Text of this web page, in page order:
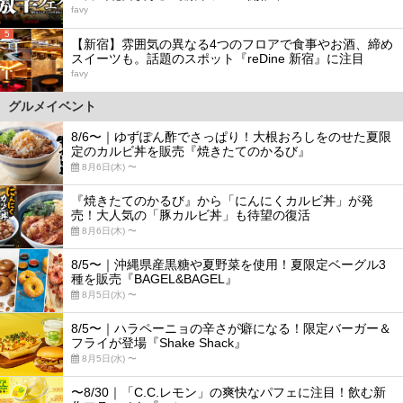
favy
5
【新宿】雰囲気の異なる4つのフロアで食事やお酒、締め
スイーツも。話題のスポット『reDine 新宿』に注目
favy
グルメイベント
8/6〜｜ゆずぽん酢でさっぱり！大根おろしをのせた夏限
定のカルビ丼を販売『焼きたてのかるび』
8月6日(木) 〜
『焼きたてのかるび』から「にんにくカルビ丼」が発
売！大人気の「豚カルビ丼」も待望の復活
8月6日(木) 〜
8/5〜｜沖縄県産黒糖や夏野菜を使用！夏限定ベーグル3
種を販売『BAGEL&BAGEL』
8月5日(水) 〜
8/5〜｜ハラペーニョの辛さが癖になる！限定バーガー＆
フライが登場『Shake Shack』
8月5日(水) 〜
〜8/30｜「C.C.レモン」の爽快なパフェに注目！飲む新